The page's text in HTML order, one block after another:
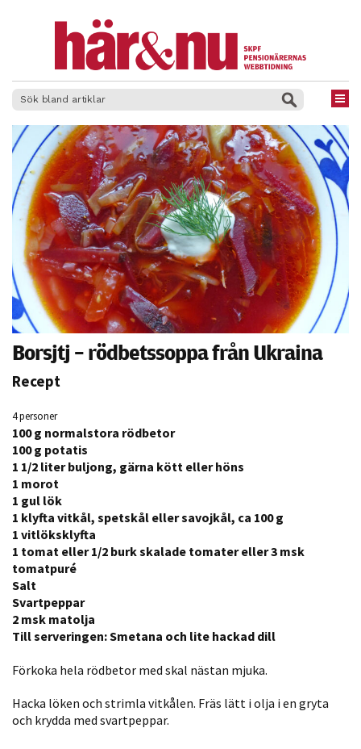
Borsjtj – rödbetssoppa från Ukraina
Recept
4 personer
100 g normalstora rödbetor
100 g potatis
1 1/2 liter buljong, gärna kött eller höns
1 morot
1 gul lök
1 klyfta vitkål, spetskål eller savojkål, ca 100 g
1 vitlöksklyfta
1 tomat eller 1/2 burk skalade tomater eller 3 msk
tomatpuré
Salt
Svartpeppar
2 msk matolja
Till serveringen: Smetana och lite hackad dill
Förkoka hela rödbetor med skal nästan mjuka.
Hacka löken och strimla vitkålen. Fräs lätt i olja i en gryta
och krydda med svartpeppar.
Nödvändiga
Dessa kakor
över huvud
taget ska
fungera.